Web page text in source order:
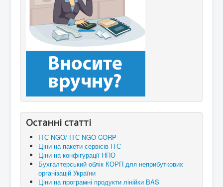
Останні статті
ІТС NGO/ ІТС NGO CORP
Ціни на пакети сервісів ІТС
Ціни на конфігурації НПО
Бухгалтерський облік КОРП для неприбуткових
організацій України
Ціни на програмні продукти лінійки BAS